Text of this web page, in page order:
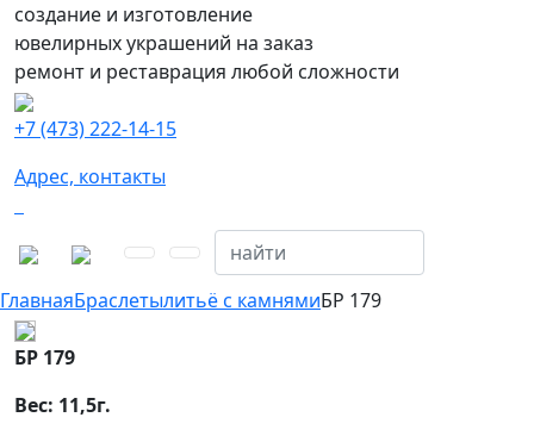
создание и изготовление
ювелирных украшений на заказ
ремонт и реставрация любой сложности
+7 (473) 222-14-15
Адрес, контакты
ГлавнаяБраслетылитьё с камнямиБР 179
БР 179
Вес: 11,5г.